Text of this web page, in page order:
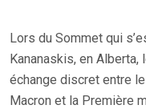
Lors du Sommet qui
Kananaskis, en
échange discret entre
Macron et la Première